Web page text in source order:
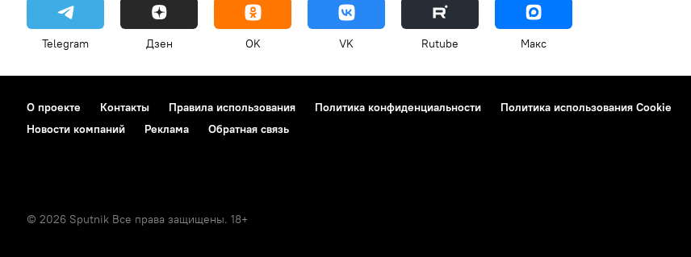
Telegram Дзен OK VK Rutube Макс
О проекте Контакты Правила использования Политика конфиденциальности Политика использования Cookie
Новости компаний
Реклама Обратная связь
© 2026 Sputnik Все права защищены. 18+